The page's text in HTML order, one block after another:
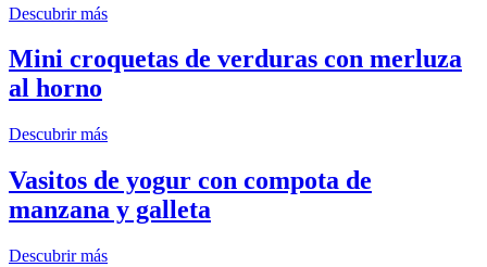
Descubrir más
Mini croquetas de verduras con merluza
al horno
Descubrir más
Vasitos de yogur con compota de
manzana y galleta
Descubrir más